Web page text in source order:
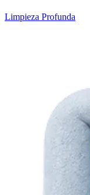
Limpieza Profunda